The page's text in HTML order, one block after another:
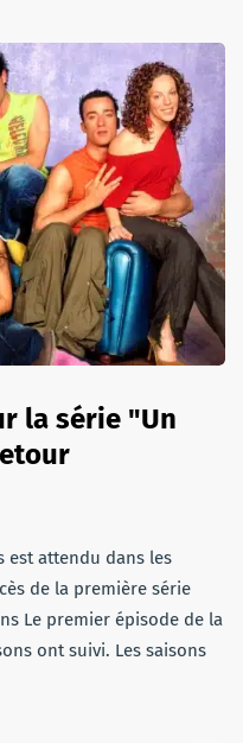
la série "Un
est attendu dans les
de la première série
Le premier épisode de la
ont suivi. Les saisons